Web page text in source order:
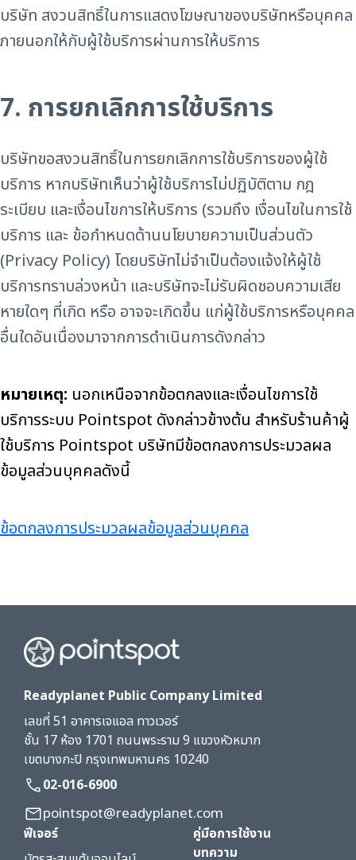
บริษัท สงวนสิทธิ์ในการแสดงโฆษณาของบริษัทหรือบุคคล
ภายนอกให้กับผู้ใช้บริการผ่านการให้บริการ
7. การยกเลิกการใช้บริการ
บริษัทขอสงวนสิทธิ์ในการยกเลิกการใช้บริการของผู้ใช้
บริการ หากบริษัทเห็นว่าผู้ใช้บริการไม่ปฏิบัติตาม กฎ
ระเบียบ และเงื่อนไขการให้บริการ (รวมถึง เงื่อนไขในการใช้
บริการ และ ข้อกำหนดด้านนโยบายความเป็นส่วนตัว
(Privacy Policy) โดยบริษัทไม่จำเป็นต้องแจ้งให้ผู้ใช้
บริการทราบล่วงหน้า และบริษัทจะไม่รับผิดชอบความเสีย
หายใดๆ ที่เกิด หรือ อาจจะเกิดขึ้น แก่ผู้ใช้บริการหรือบุคคล
อื่นใดอันเนื่องมาจากการดำเนินการดังกล่าว
หมายเหตุ: นอกเหนือจากข้อตกลงและเงื่อนไขการใช้
บริการระบบ Pointspot ดังกล่าวข้างต้น สำหรับร้านค้าผู้
ใช้บริการ Pointspot บริษัทมีข้อตกลงการประมวลผล
ข้อมูลส่วนบุคคลดังนี้
ข้อตกลงการประมวลผลข้อมูลส่วนบุคคล
Readyplanet Public Company Limited
เลขที่ 51 อาคารเจแอล ทาวเวอร์
ชั้น 17 ห้อง 1701 ถนนพระราม 9 แขวงหัวหมาก
เขตบางกะปิ กรุงเทพมหานคร 10240
02-016-6900
pointspot@readyplanet.com
ฟีเจอร์
คู่มือการใช้งาน
บทความ